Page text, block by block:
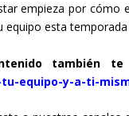
empieza por cómo
equipo esta
también
equipo-y-a-ti-